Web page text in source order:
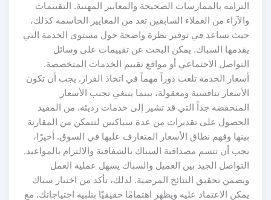
التزامه بالممارسات الصحيحة والمعايير المهنية. التقييمات
والآراء من العملاء السابقين تعد من المعايير الحاسمة كذلك،
حيث تساعد في توفير نظرة واضحة حول مستوى الخدمة التي
يقدمها السباك. يمكن البحث عن تقييمات على وسائل
التواصل الاجتماعي أو مواقع تقييم الخدمات المتخصصة.
أسعار الخدمة تلعب دوراً مهماً في اتخاذ القرار. يجب أن تكون
الأسعار تنافسية ومعقولة، بينما ينبغي تجنب الأسعار
المنخفضة جداً التي قد تشير إلى خدمات رديئة. من المفيد
الحصول على تقديرات من عدة سباكيين لتتمكن من المقارنة
بينها وفهم نطاق الأسعار المتعارف عليها في السوق. أخيرًا،
يجب أن تتسم مصداقية السباك بالشفافية والالتزام بالمواعيد.
التواصل الجيد بين العميل والسباك يسهل عملية العمل
ويضمن تحقيق النتائج المرضية. لذلك، تأكد من اختيار سباك
يمكن الاعتماد عليه ويظهر اهتمامًا حقيقيًا بتلبية احتياجاتك. مع